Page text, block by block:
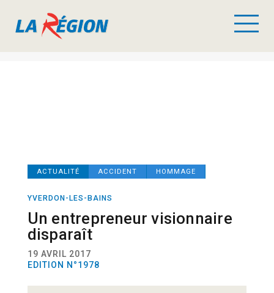
ACTUALITÉ ACCIDENT HOMMAGE
YVERDON-LES-BAINS
Un entrepreneur visionnaire
disparaît
19 AVRIL 2017
EDITION N°1978